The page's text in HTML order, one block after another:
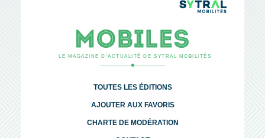
LE MAGAZINE D’ACTUALITÉ DE SYTRAL MOBILITÉS
TOUTES LES ÉDITIONS
AJOUTER AUX FAVORIS
CHARTE DE MODÉRATION